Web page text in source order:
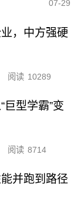
07-29
，中方强硬
阅读 10289
巨型学霸”变
阅读 8714
并跑到路径